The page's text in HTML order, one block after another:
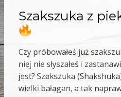
Szakszuka z
Czy próbowałeś już
niej nie słyszałeś i
jest? Szakszuka
wielki bałagan, a tak